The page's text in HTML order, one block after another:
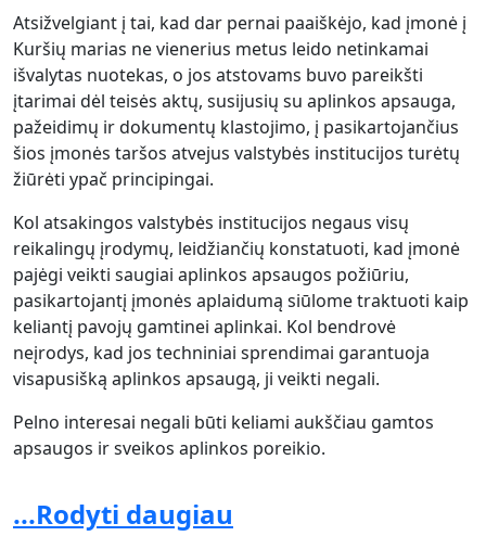
Atsižvelgiant į tai, kad dar pernai paaiškėjo, kad įmonė į
Kuršių marias ne vienerius metus leido netinkamai
išvalytas nuotekas, o jos atstovams buvo pareikšti
įtarimai dėl teisės aktų, susijusių su aplinkos apsauga,
pažeidimų ir dokumentų klastojimo, į pasikartojančius
šios įmonės taršos atvejus valstybės institucijos turėtų
žiūrėti ypač principingai.
Kol atsakingos valstybės institucijos negaus visų
reikalingų įrodymų, leidžiančių konstatuoti, kad įmonė
pajėgi veikti saugiai aplinkos apsaugos požiūriu,
pasikartojantį įmonės aplaidumą siūlome traktuoti kaip
keliantį pavojų gamtinei aplinkai. Kol bendrovė
neįrodys, kad jos techniniai sprendimai garantuoja
visapusišką aplinkos apsaugą, ji veikti negali.
Pelno interesai negali būti keliami aukščiau gamtos
apsaugos ir sveikos aplinkos poreikio.
...Rodyti daugiau